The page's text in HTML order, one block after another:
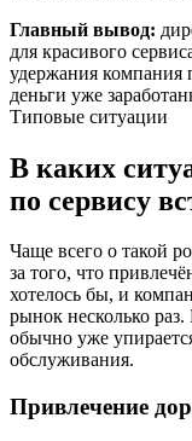
Главный вывод:
для красивого
удержания компания
деньги уже
Типовые ситуации
В каких
по сервису
Чаще всего о такой
за того, что
хотелось бы, и
рынок несколько
обычно уже
обслуживания.
Привлечение